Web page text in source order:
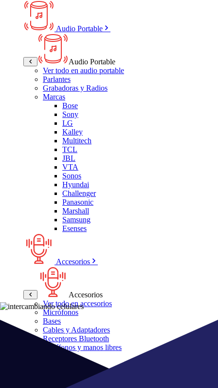
Audio Portable
Audio Portable
Ver todo en audio portable
Parlantes
Grabadoras y Radios
Marcas
Bose
Sony
LG
Kalley
Multitech
TCL
JBL
VTA
Sonos
Hyundai
Challenger
Panasonic
Marshall
Samsung
Esenses
Accesorios
Accesorios
Ver todo en accesorios
Micrófonos
Bases
Cables y Adaptadores
Receptores Bluetooth
Audífonos y manos libres